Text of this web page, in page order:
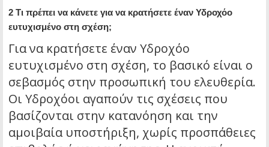
2 Τι πρέπει να κάνετε για να κρατήσετε έναν Υδροχόο
ευτυχισμένο στη σχέση;
Για να κρατήσετε έναν Υδροχόο
ευτυχισμένο στη σχέση, το βασικό είναι ο
σεβασμός στην προσωπική του ελευθερία.
Οι Υδροχόοι αγαπούν τις σχέσεις που
βασίζονται στην κατανόηση και την
αμοιβαία υποστήριξη, χωρίς προσπάθειες